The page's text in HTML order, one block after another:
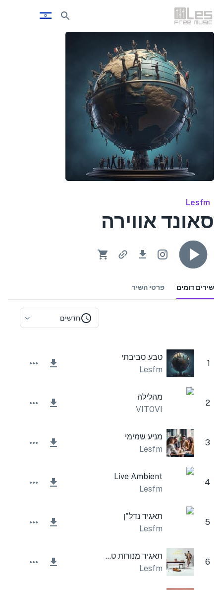
Lesfm
סאונד אווירה
שירים דומים פרטי השיר
חדשים
1
טבע סביבתי
Lesfm
2
מהלילה
VITOVI
3
מניע שמימי
Lesfm
4
Live Ambient
Lesfm
5
תאגיד נדל"ן
Lesfm
6
תאגיד מנורות טכנולוגיה
Lesfm